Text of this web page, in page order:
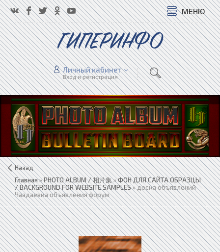
МЕНЮ
ГИПЕРИНФО
Личный кабинет
Вход и регистрация
Назад
Главная»PHOTO ALBUM / 相片集»ФОН ДЛЯ САЙТА ОБРАЗЦЫ
/ BACKGROUND FOR WEBSITE SAMPLES» доска объявлений
Чаадаевка объявления форум